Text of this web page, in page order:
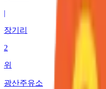
|
장기리
2
위
광산주유소